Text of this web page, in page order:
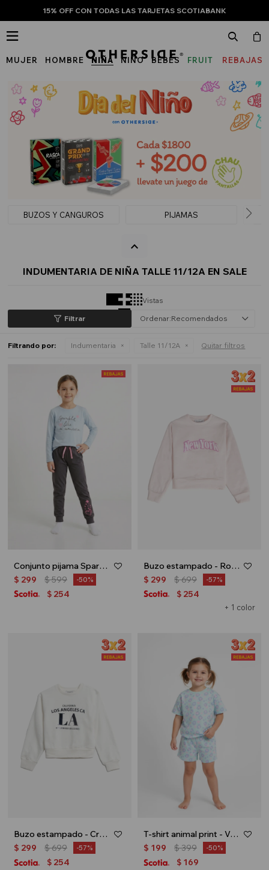
15% OFF CON TODAS LAS TARJETAS SCOTIABANK
MUJER HOMBRE NIÑA NIÑO BEBÉS
FRUIT
THE
LOOM
REBAJAS

BUZOS Y CANGUROS PIJAMAS
INDUMENTARIA DE NIÑA TALLE 11/12A EN SALE
Vistas
Recomendados
Filtrando por: Indumentaria Talle 11/12A Quitar filtros
Conjunto pijama Sparkle - Celeste
$ 299 $599 50
$ 254
Buzo estampado - Rosa palido
+ 1 color
$ 299 $699 57
$ 254
Buzo estampado - Crudo
$ 299 $699 57
$ 254
T-shirt animal print - Verde agua
$ 199 $399 50
$ 169